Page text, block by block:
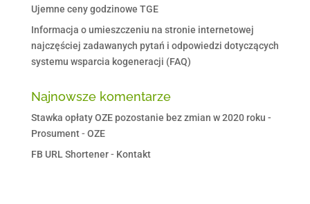
Ujemne ceny godzinowe TGE
Informacja o umieszczeniu na stronie internetowej
najczęściej zadawanych pytań i odpowiedzi dotyczących
systemu wsparcia kogeneracji (FAQ)
Najnowsze komentarze
Stawka opłaty OZE pozostanie bez zmian w 2020 roku -
Prosument- OZE
FB URL Shortener- Kontakt